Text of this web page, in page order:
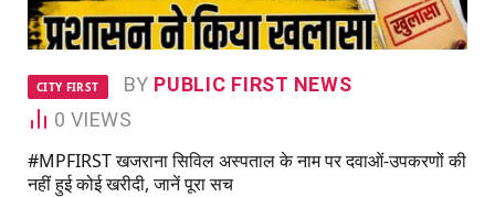
CITY FIRST BY PUBLIC FIRST NEWS
0 VIEWS
#MPFIRST खजराना सिविल अस्पताल के नाम पर दवाओं-उपकरणों की
नहीं हुई कोई खरीदी, जानें पूरा सच